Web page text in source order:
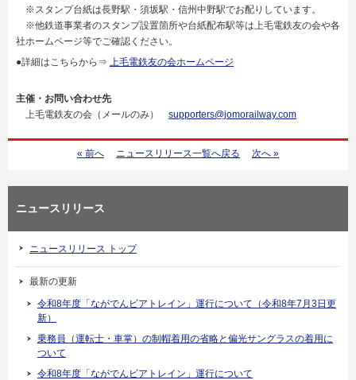
※スタンプ台紙は長野駅・須坂駅・信州中野駅でお配りしています。
※他鉄道事業者のスタンプ設置箇所や台紙配布駅等は上毛電鉄友の会や各
社ホームページ等でご確認ください。
●詳細はこちらから⇒ 上毛電鉄友の会ホームページ
主催・お問い合わせ先
上毛電鉄友の会（メールのみ） supporters@jomorailway.com
« 前へ ニュースリリース一覧へ戻る 次へ »
ニュースリリース
ニュースリリース トップ
最新の更新
令和8年度「ながでんビアトレイン」運行について（令和8年7月3日更
新）
乗務員（運転士・車掌）の制帽着用の省略と偏光サングラスの着用に
ついて
令和8年度「ながでんビアトレイン」運行について